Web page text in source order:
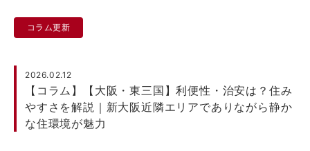
コラム更新
2026.02.12
【コラム】【大阪・東三国】利便性・治安は？住み
やすさを解説｜新大阪近隣エリアでありながら静か
な住環境が魅力